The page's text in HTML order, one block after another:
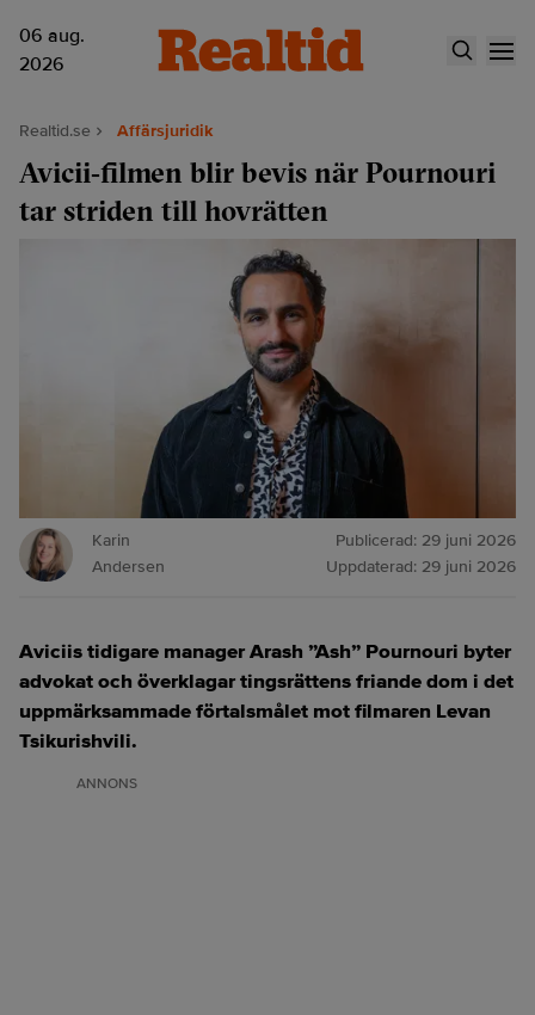
06 aug.
2026
Realtid.se Affärsjuridik
Avicii‑filmen blir bevis när Pournouri
tar striden till hovrätten
Karin
Andersen
Publicerad: 29 juni 2026
Uppdaterad: 29 juni 2026
Aviciis tidigare manager Arash ”Ash” Pournouri byter
advokat och överklagar tingsrättens friande dom i det
uppmärksammade förtalsmålet mot filmaren Levan
Tsikurishvili.
ANNONS